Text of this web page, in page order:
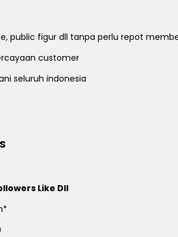
public figur dll tanpa perlu repot
customer
seluruh indonesia
Like Dll